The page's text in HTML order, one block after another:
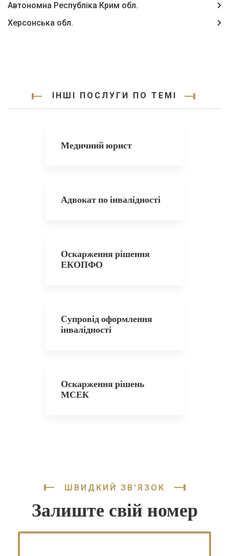
Автономна Республіка Крим обл.
Херсонська обл.
ІНШІ ПОСЛУГИ ПО ТЕМІ
Медичний юрист
Адвокат по інвалідності
Оскарження рішення
ЕКОПФО
Супровід оформлення
інвалідності
Оскарження рішень
МСЕК
ШВИДКИЙ ЗВ'ЯЗОК
Залиште свій номер